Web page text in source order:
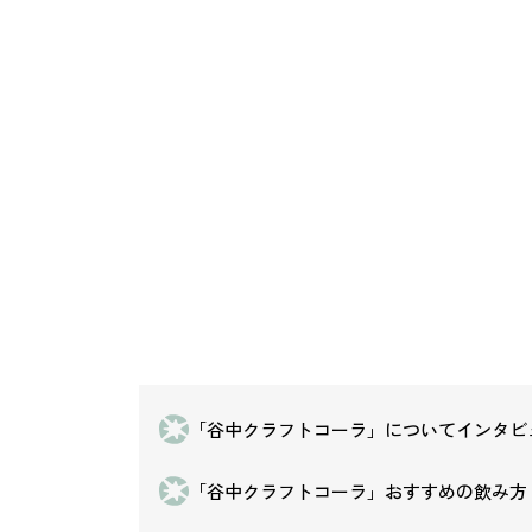
「谷中クラフトコーラ」についてインタビ
「谷中クラフトコーラ」おすすめの飲み方